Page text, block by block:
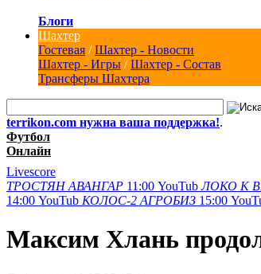
Блоги
Шахтер
Гостевая /Шахтер - Новости
Шахтер - Игры /Шахтер - Состав
Трансферы Шахтера
terrikon.com нужна ваша поддержка!.
Футбол
Онлайн
Livescore
ТРОСТЯН АВАНГАР 11:00 YouTub ЛОКО К
14:00 YouTub КОЛОС-2 АГРОБИЗ 15:00
Максим Хлань